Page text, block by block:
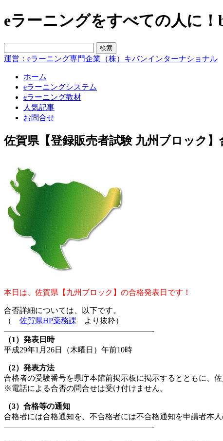
eラーニングをすべての人に！
運営：eラーニング専門企業（株）キバンインターナショナル
ホーム
eラーニングシステム
eラーニング教材
人気記事
お問合せ
佐賀県【登録販売者試験 九州ブロック
本日は、佐賀県【九州ブロック】の合格発表日です！
合否詳細については、以下です。
（ 佐賀県HP薬務課 より抜粋）
———————————————————-
（1）発表日時
平成29年1月26日（木曜日）午前10時
（2）発表方法
合格者の受験番号を県庁本館前掲示板に掲示するとともに、
※電話による合否の問合せは受け付けません。
（3）合格等の通知
合格者には合格通知を、不合格者には不合格通知を申請者本人
———————————————————-